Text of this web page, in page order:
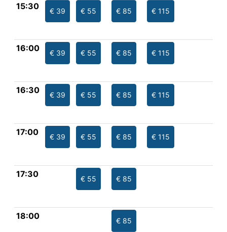
15:30 € 39 € 55 € 85 € 115
16:00 € 39 € 55 € 85 € 115
16:30 € 39 € 55 € 85 € 115
17:00 € 39 € 55 € 85 € 115
17:30 € 55 € 85
18:00 € 85